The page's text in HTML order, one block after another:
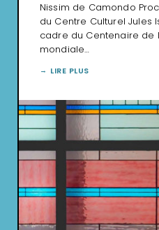
Nissim de Camondo
du Centre Culturel Jules
cadre du Centenaire de
mondiale…
LIRE PLUS